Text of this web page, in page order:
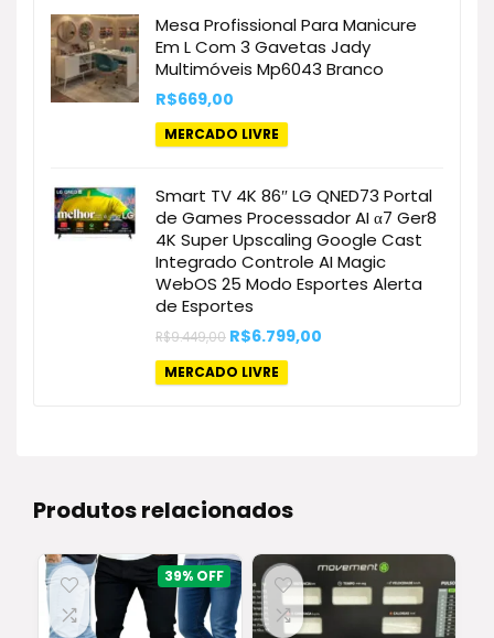
Mesa Profissional Para Manicure
Em L Com 3 Gavetas Jady
Multimóveis Mp6043 Branco
R$669,00
MERCADO LIVRE
Smart TV 4K 86″ LG QNED73 Portal
de Games Processador AI α7 Ger8
4K Super Upscaling Google Cast
Integrado Controle AI Magic
WebOS 25 Modo Esportes Alerta
de Esportes
R$9.449,00 O
original
era:
R$6.799,00
MERCADO LIVRE
Produtos relacionados
39%